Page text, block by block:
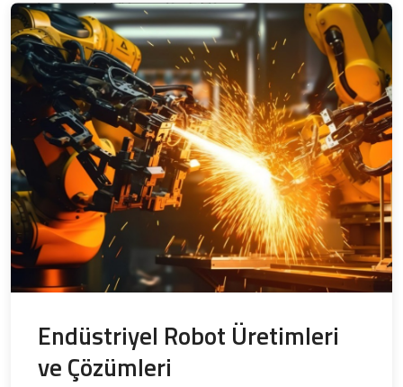
Endüstriyel Robot Üretimleri
ve Çözümleri